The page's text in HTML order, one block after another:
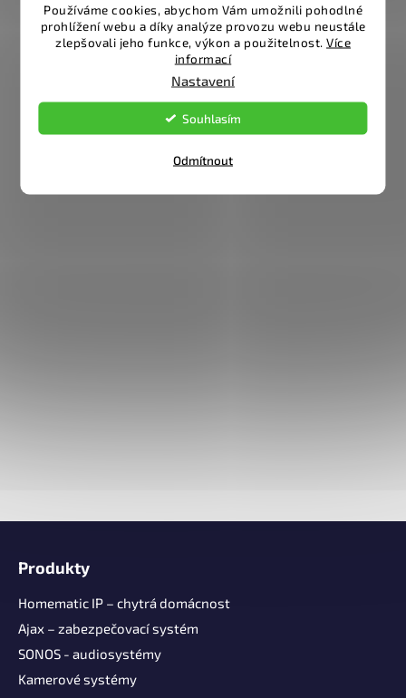
Používáme cookies, abychom Vám umožnili pohodlné
prohlížení webu a díky analýze provozu webu neustále
zlepšovali jeho funkce, výkon a použitelnost. Více
informací
Nastavení
Odmítnout
Souhlasím
Produkty
Homematic IP – chytrá domácnost
Ajax – zabezpečovací systém
SONOS - audiosystémy
Kamerové systémy